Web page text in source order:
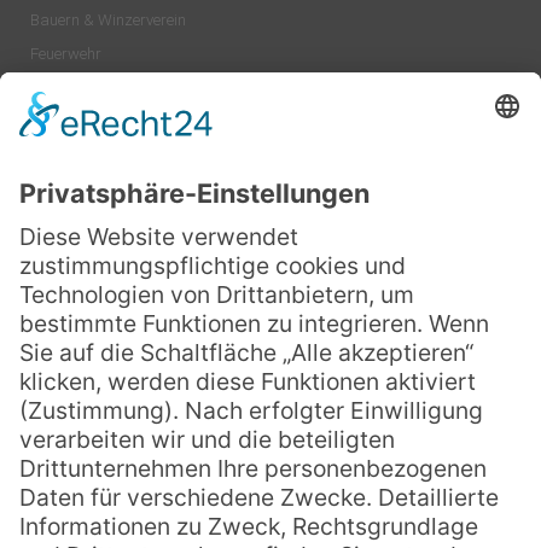
Bauern & Winzerverein
Feuerwehr
Karnelvalsverein ZDF
Laienspielgruppe
Sound-artists
Turnverein TVZ
Sonstiges
Freizeit & Tourismus
Kirche
Wirtschaft
Wohnen